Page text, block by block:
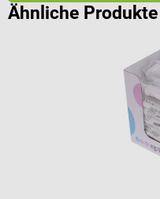
Ähnliche Produkte